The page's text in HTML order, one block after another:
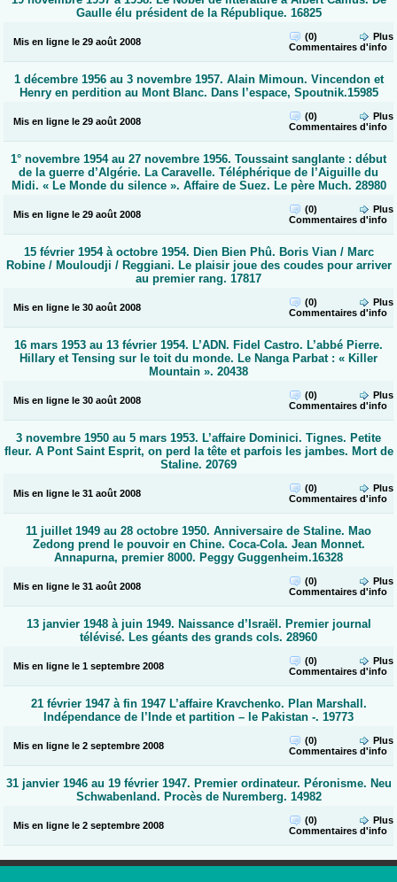
Gaulle élu président de la République. 16825
Mis en ligne le 29 août 2008
(0)
Commentaires
Plus
d'info
1 décembre 1956 au 3 novembre 1957. Alain Mimoun. Vincendon et
Henry en perdition au Mont Blanc. Dans l’espace, Spoutnik.15985
Mis en ligne le 29 août 2008
(0)
Commentaires
Plus
d'info
1° novembre 1954 au 27 novembre 1956. Toussaint sanglante : début
de la guerre d’Algérie. La Caravelle. Téléphérique de l’Aiguille du
Midi. « Le Monde du silence ». Affaire de Suez. Le père Much. 28980
Mis en ligne le 29 août 2008
(0)
Commentaires
Plus
d'info
15 février 1954 à octobre 1954. Dien Bien Phû. Boris Vian / Marc
Robine / Mouloudji / Reggiani. Le plaisir joue des coudes pour arriver
au premier rang. 17817
Mis en ligne le 30 août 2008
(0)
Commentaires
Plus
d'info
16 mars 1953 au 13 février 1954. L’ADN. Fidel Castro. L’abbé Pierre.
Hillary et Tensing sur le toit du monde. Le Nanga Parbat : « Killer
Mountain ». 20438
Mis en ligne le 30 août 2008
(0)
Commentaires
Plus
d'info
3 novembre 1950 au 5 mars 1953. L’affaire Dominici. Tignes. Petite
fleur. A Pont Saint Esprit, on perd la tête et parfois les jambes. Mort de
Staline. 20769
Mis en ligne le 31 août 2008
(0)
Commentaires
Plus
d'info
11 juillet 1949 au 28 octobre 1950. Anniversaire de Staline. Mao
Zedong prend le pouvoir en Chine. Coca-Cola. Jean Monnet.
Annapurna, premier 8000. Peggy Guggenheim.16328
Mis en ligne le 31 août 2008
(0)
Commentaires
Plus
d'info
13 janvier 1948 à juin 1949. Naissance d’Israël. Premier journal
télévisé. Les géants des grands cols. 28960
Mis en ligne le 1 septembre 2008
(0)
Commentaires
Plus
d'info
21 février 1947 à fin 1947 L’affaire Kravchenko. Plan Marshall.
Indépendance de l’Inde et partition – le Pakistan -. 19773
Mis en ligne le 2 septembre 2008
(0)
Commentaires
Plus
d'info
31 janvier 1946 au 19 février 1947. Premier ordinateur. Péronisme. Neu
Schwabenland. Procès de Nuremberg. 14982
Mis en ligne le 2 septembre 2008
(0)
Commentaires
Plus
d'info